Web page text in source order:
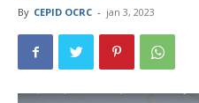
By CEPID OCRC - jan 3, 2023